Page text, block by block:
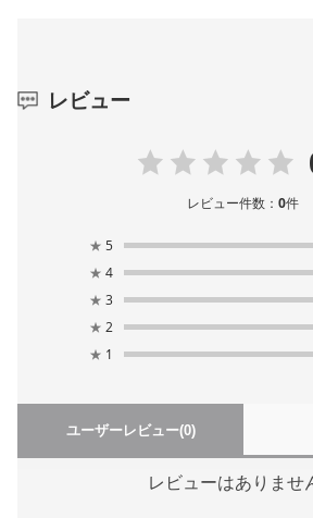
レビュー
レビュー件数：0件
★ 5
★ 4
★ 3
★ 2
★ 1
ユーザーレビュー(0)
レビューはありませ